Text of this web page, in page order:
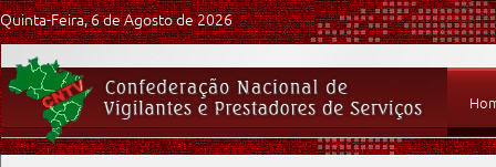
Quinta-Feira, 6 de Agosto de 2026